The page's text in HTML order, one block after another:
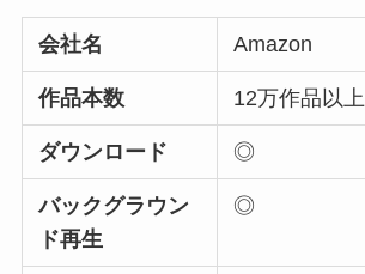
会社名 Amazon
作品本数 12万作品以上
ダウンロード ◎
バックグラウン
ド再生
◎